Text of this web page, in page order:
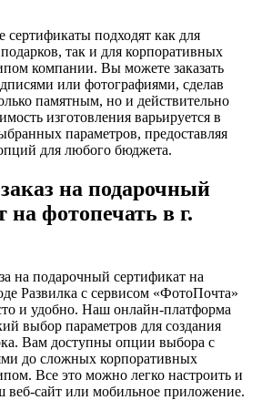
подходят как для
так и для корпоративных
компании. Вы можете заказать
или фотографиями, сделав
памятным, но и действительно
изготовления варьируется в
параметров, предоставляя
для любого бюджета.
на подарочный
на фотопечать в г.
на подарочный сертификат на
Развилка с сервисом «ФотоПочта»
и удобно. Наш онлайн-платформа
выбор параметров для создания
Вам доступны опции выбора с
до сложных корпоративных
Все это можно легко настроить и
веб-сайт или мобильное приложение.